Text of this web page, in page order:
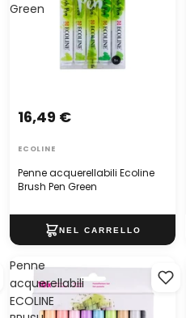
Green
Penne acquerellabili Ecoline
Brush Pen Green
16,49 €
ECOLINE
Penne
acquerellabili
ECOLINE